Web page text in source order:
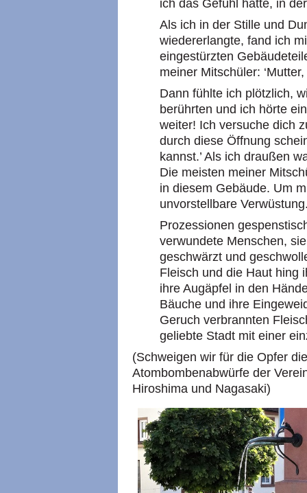
ich das Gefühl hatte, in
Als ich in der Stille und
wiedererlangte, fand ich
eingestürzten
meiner Mitschüler:
Dann fühlte ich plötzlich,
berührten und ich hörte
weiter! Ich versuche dich
durch diese Öffnung
kannst.’ Als ich draußen
Die meisten meiner
in diesem Gebäude. Um
unvorstellbare
Prozessionen
verwundete Menschen,
geschwärzt und
Fleisch und die Haut hing
ihre Augäpfel in den
Bäuche und ihre
Geruch verbrannten
geliebte Stadt mit einer
(Schweigen wir für die Opfer
Atombombenabwürfe der
Hiroshima und Nagasaki)